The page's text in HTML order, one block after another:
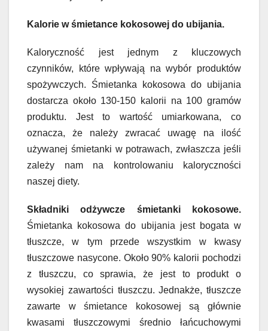
Kalorie w śmietance kokosowej do ubijania.
Kaloryczność jest jednym z kluczowych
czynników, które wpływają na wybór produktów
spożywczych. Śmietanka kokosowa do ubijania
dostarcza około 130-150 kalorii na 100 gramów
produktu. Jest to wartość umiarkowana, co
oznacza, że należy zwracać uwagę na ilość
używanej śmietanki w potrawach, zwłaszcza jeśli
zależy nam na kontrolowaniu kaloryczności
naszej diety.
Składniki odżywcze śmietanki kokosowe.
Śmietanka kokosowa do ubijania jest bogata w
tłuszcze, w tym przede wszystkim w kwasy
tłuszczowe nasycone. Około 90% kalorii pochodzi
z tłuszczu, co sprawia, że jest to produkt o
wysokiej zawartości tłuszczu. Jednakże, tłuszcze
zawarte w śmietance kokosowej są głównie
kwasami tłuszczowymi średnio łańcuchowymi